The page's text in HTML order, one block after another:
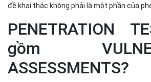
đề khai thác không phải là một phần của
PENETRATION
gồm
ASSESSMENTS?